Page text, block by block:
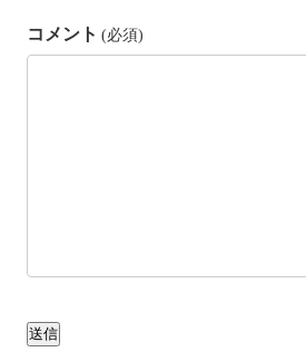
コメント (必須)
送信